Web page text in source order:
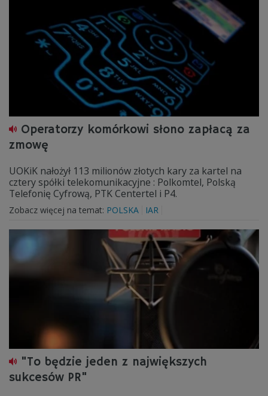
Operatorzy komórkowi słono zapłacą za
zmowę
UOKiK nałożył 113 milionów złotych kary za kartel na
cztery spółki telekomunikacyjne : Polkomtel, Polską
Telefonię Cyfrową, PTK Centertel i P4.
Zobacz więcej na temat: POLSKA IAR
"To będzie jeden z największych
sukcesów PR"